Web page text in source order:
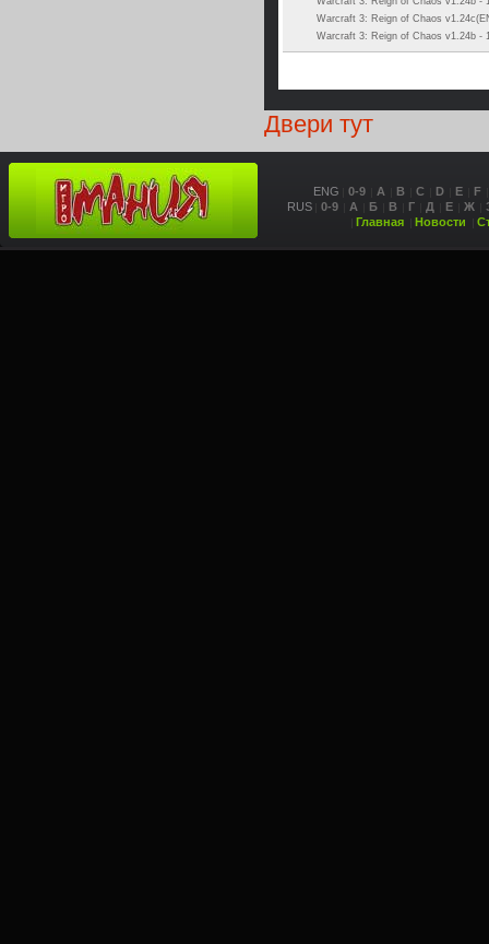
Warcraft 3: Reign of Chaos
Warcraft 3: Reign of Chaos v1.24b -
Двери тут
ENG 0-9 A B C D E
F
RUS
0-9 А Б В Г Д Е Ж
Главная
Новости